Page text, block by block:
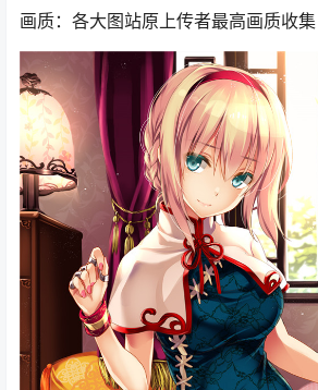
画质：各大图站原上传者最高画质收集